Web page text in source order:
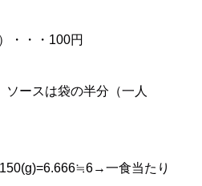
・・・100円
ソースは袋の半分（一人
一食当たり